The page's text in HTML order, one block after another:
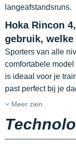
langeafstandsruns.
Hoka Rincon
gebruik,
Sporters van alle
comfortabele model
is ideaal voor je
past perfect bij je
Meer zien